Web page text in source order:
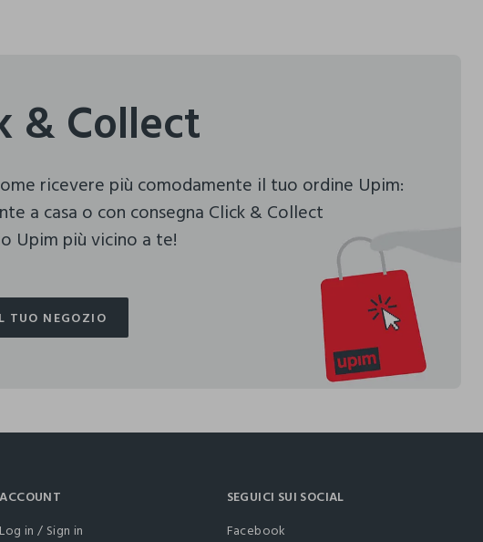
& Collect
ricevere più comodamente il tuo ordine Upim:
a casa o con consegna Click & Collect
Upim più vicino a te!
TUO NEGOZIO
TUO NEGOZIO
ACCOUNT
Log in / Sign in
SEGUICI SUI SOCIAL
Facebook